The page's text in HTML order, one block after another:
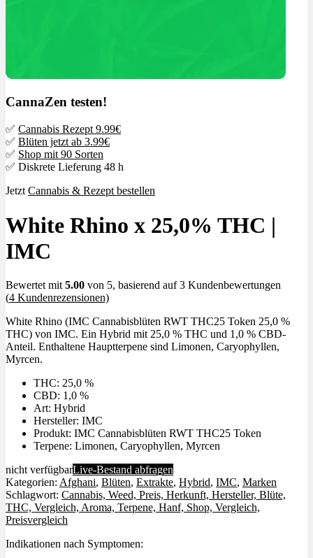
CannaZen testen!
✅ Cannabis Rezept 9.99€
✅ Blüten jetzt ab 3.99€
✅ Shop mit 90 Sorten
✅ Diskrete Lieferung 48 h
Jetzt Cannabis & Rezept bestellen
White Rhino x 25,0% THC |
IMC
Bewertet mit 5.00 von 5, basierend auf3 Kundenbewertungen
(4 Kundenrezensionen)
White Rhino (IMC Cannabisblüten RWT THC25 Token 25,0 %
THC) von IMC. Ein Hybrid mit 25,0 % THC und 1,0 % CBD-
Anteil. Enthaltene Hauptterpene sind Limonen, Caryophyllen,
Myrcen.
THC: 25,0 %
CBD: 1,0 %
Art: Hybrid
Hersteller: IMC
Produkt: IMC Cannabisblüten RWT THC25 Token
Terpene: Limonen, Caryophyllen, Myrcen
nicht verfügbarLive-Bestand abfragen
Kategorien: Afghani, Blüten, Extrakte, Hybrid, IMC, Marken
Schlagwort: Cannabis, Weed, Preis, Herkunft, Hersteller, Blüte,
THC, Vergleich, Aroma, Terpene, Hanf, Shop, Vergleich,
Preisvergleich
Indikationen nach Symptomen: